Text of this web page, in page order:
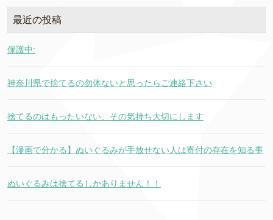
最近の投稿
保護中:
神奈川県で捨てるの勿体ないと思ったらご連絡下さい
捨てるのはもったいない、その気持ち大切にします
【漫画で分かる】ぬいぐるみが手放せない人は寄付の存在を知る事
ぬいぐるみは捨てるしかありません！！